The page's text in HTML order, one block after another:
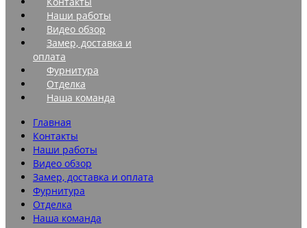
Наши работы
Видео обзор
Замер, доставка и
оплата
Фурнитура
Отделка
Наша команда
Главная
Контакты
Наши работы
Видео обзор
Замер, доставка и оплата
Фурнитура
Отделка
Наша команда